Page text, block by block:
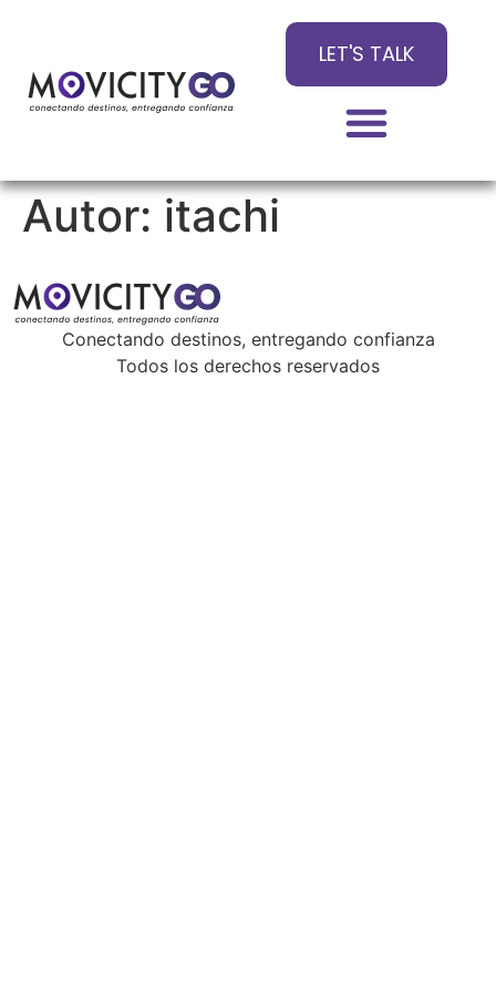
LET'S TALK
Autor: itachi
Conectando destinos, entregando confianza
Todos los derechos reservados